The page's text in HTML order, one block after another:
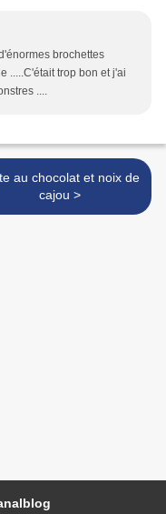
brochettes
.....C'était trop bon et j'ai
....
au chocolat et noix de
cajou >